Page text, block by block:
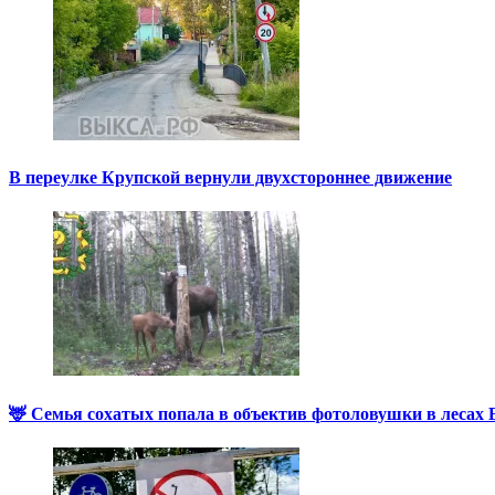
В переулке Крупской вернули двухстороннее движение
🦌 Семья сохатых попала в объектив фотоловушки в